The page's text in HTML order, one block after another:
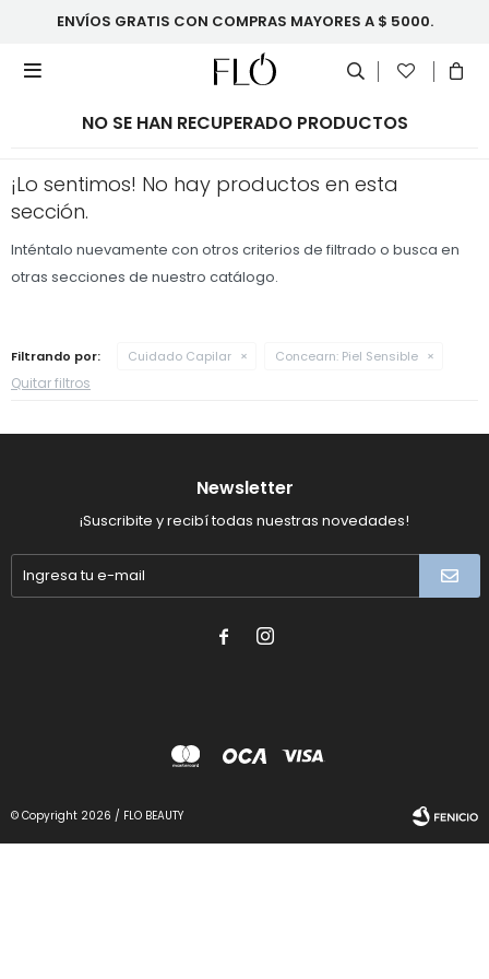
ENVÍOS GRATIS CON COMPRAS MAYORES A $ 5000.

NO SE HAN RECUPERADO PRODUCTOS
¡Lo sentimos! No hay productos en esta
sección.
Inténtalo nuevamente con otros criterios de filtrado o busca en
otras secciones de nuestro catálogo.
Filtrando por: Cuidado Capilar Concearn: Piel Sensible
Quitar filtros
Newsletter
¡Suscribite y recibí todas nuestras novedades!
 
© Copyright 2026 / FLO BEAUTY